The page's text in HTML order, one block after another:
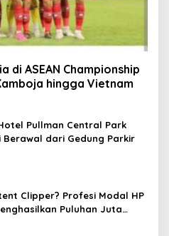
di ASEAN Championship
hingga Vietnam
Pullman Central Park
dari Gedung Parkir
Clipper? Profesi Modal HP
Puluhan Juta